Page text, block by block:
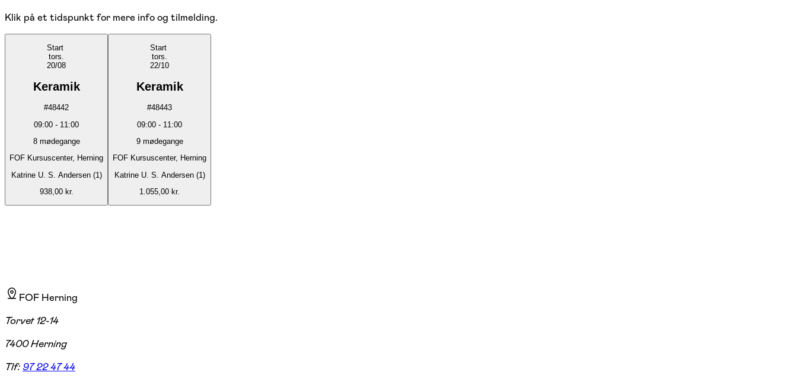
Klik på et tidspunkt for mere info og tilmelding.
Start
tors.
20/08
Keramik
#48442
09:00 - 11:00
8 mødegange
FOF Kursuscenter, Herning
Katrine U. S. Andersen (1)
938,00 kr.
Start
tors.
22/10
Keramik
#48443
09:00 - 11:00
9 mødegange
FOF Kursuscenter, Herning
Katrine U. S. Andersen (1)
1.055,00 kr.
FOF Herning
Torvet 12-14
7400 Herning
Tlf:97 22 47 44